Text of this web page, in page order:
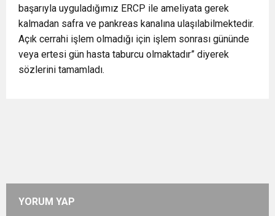
başarıyla uyguladığımız ERCP ile ameliyata gerek
kalmadan safra ve pankreas kanalına ulaşılabilmektedir.
Açık cerrahi işlem olmadığı için işlem sonrası gününde
veya ertesi gün hasta taburcu olmaktadır” diyerek
sözlerini tamamladı.
YORUM YAP